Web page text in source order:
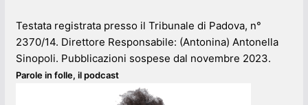
Testata registrata presso il Tribunale di Padova, n°
2370/14. Direttore Responsabile: (Antonina) Antonella
Sinopoli. Pubblicazioni sospese dal novembre 2023.
Parole in folle, il podcast